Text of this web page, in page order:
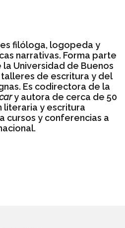
es filóloga, logopeda y
narrativas. Forma parte
Universidad de Buenos
de escritura y del
Es codirectora de la
y autora de cerca de 50
literaria y escritura
cursos y conferencias a